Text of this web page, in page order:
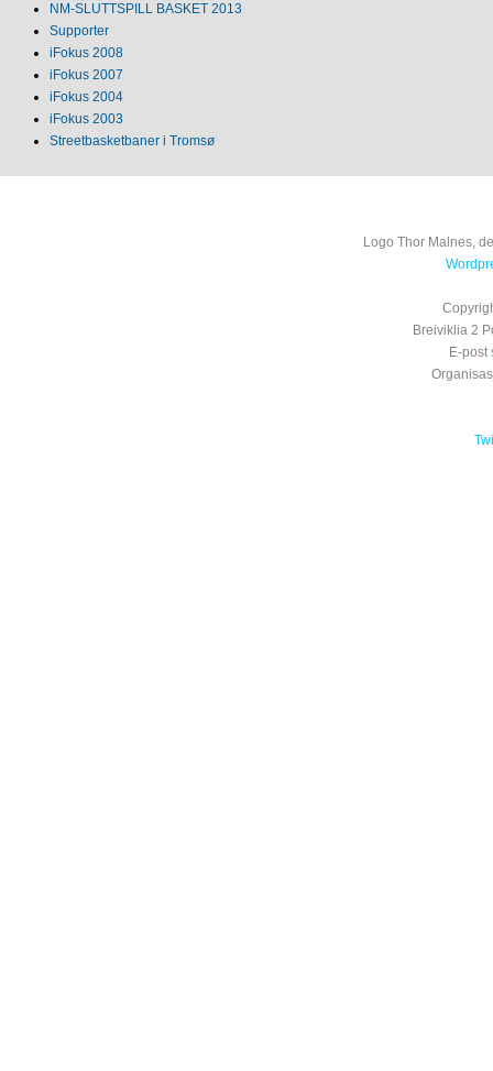
NM‐SLUTTSPILL BASKET 2013
Supporter
iFokus 2008
iFokus 2007
iFokus 2004
iFokus 2003
Streetbasketbaner i Tromsø
Logo Thor Malnes,
Breiviklia 2
E-post